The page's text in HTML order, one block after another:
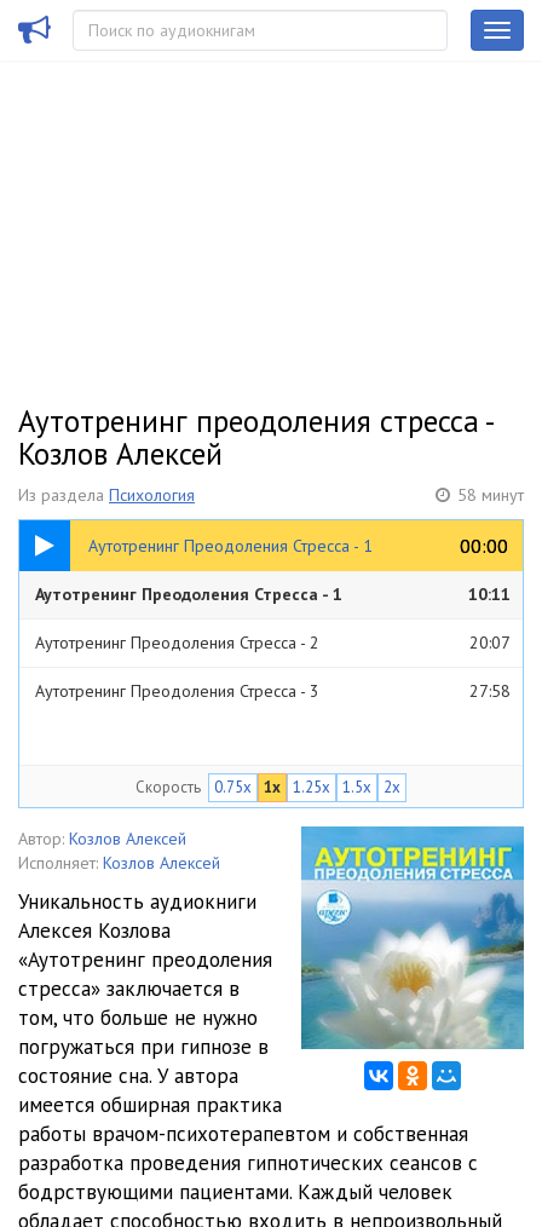
Аутотренинг преодоления стресса -
Козлов Алексей
Из раздела Психология 58 минут
Аутотренинг Преодоления Стресса - 1 00:00
00:00
10:11
Аутотренинг Преодоления Стресса - 1 10:11
Аутотренинг Преодоления Стресса - 2 20:07
Аутотренинг Преодоления Стресса - 3 27:58
Скорость 0.75x 1x 1.25x 1.5x 2x
Автор: Козлов Алексей
Исполняет: Козлов Алексей
Уникальность аудиокниги
Алексея Козлова
«Аутотренинг преодоления
стресса» заключается в
том, что больше не нужно
погружаться при гипнозе в
состояние сна. У автора
имеется обширная практика
работы врачом-психотерапевтом и собственная
разработка проведения гипнотических сеансов с
бодрствующими пациентами. Каждый человек
обладает способностью входить в непроизвольный